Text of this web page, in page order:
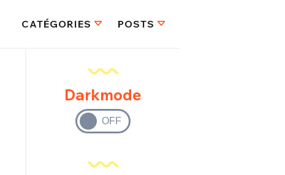
CATÉGORIES POSTS
Darkmode